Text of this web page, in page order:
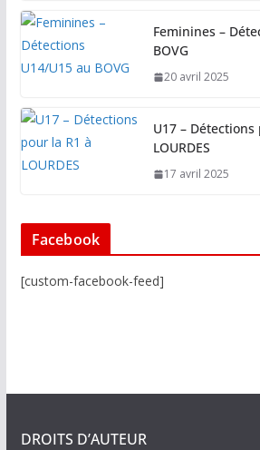
Feminines –
BOVG
20 avril 2025
U17 – Détections
LOURDES
17 avril 2025
Facebook
[custom-facebook-feed]
DROITS D’AUTEUR